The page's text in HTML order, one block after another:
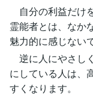
自分の利益だけ
霊能者とは、なか
魅力的に感じない
逆に人にやさし
にしている人は、
すくなります。